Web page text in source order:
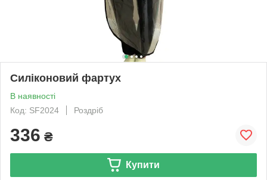
Силіконовий фартух
В наявності
Код: SF2024
Роздріб
336 ₴
Купити